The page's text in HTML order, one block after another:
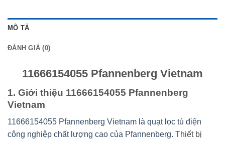
MÔ TẢ
ĐÁNH GIÁ (0)
11666154055 Pfannenberg Vietnam
1. Giới thiệu 11666154055 Pfannenberg
Vietnam
11666154055 Pfannenberg Vietnam là quạt lọc tủ điện
công nghiệp chất lượng cao của Pfannenberg. Thiết bị